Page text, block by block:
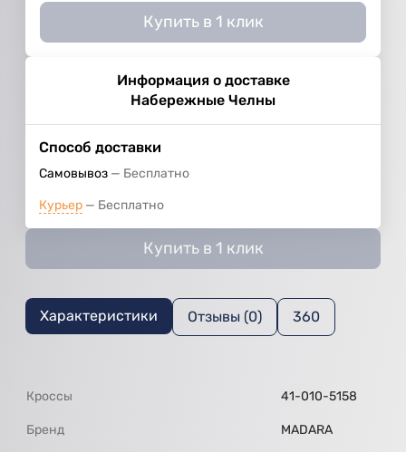
Купить в 1 клик
Информация о доставке
Набережные Челны
Способ доставки
Самовывоз Бесплатно
Курьер Бесплатно
Купить в 1 клик
Характеристики Отзывы (0) 360
Кроссы 41-010-5158
Бренд МАDARA